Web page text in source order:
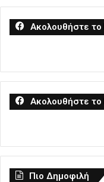
Ακολουθήστε
Ακολουθήστε το
Πιο Δημοφιλή